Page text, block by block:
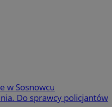
w Sosnowcu
Do sprawcy policjantów